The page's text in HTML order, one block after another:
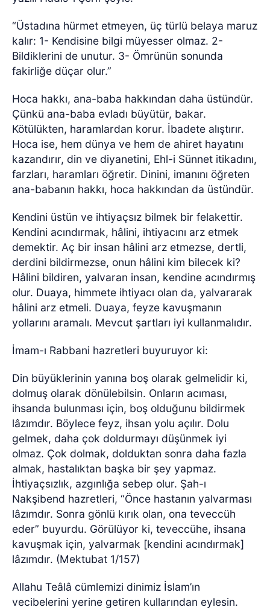
“Üstadına hürmet etmeyen, üç türlü belaya maruz
kalır: 1- Kendisine bilgi müyesser olmaz. 2-
Bildiklerini de unutur. 3- Ömrünün sonunda
fakirliğe düçar olur.”
Hoca hakkı, ana-baba hakkından daha üstündür.
Çünkü ana-baba evladı büyütür, bakar.
Kötülükten, haramlardan korur. İbadete alıştırır.
Hoca ise, hem dünya ve hem de ahiret hayatını
kazandırır, din ve diyanetini, Ehl-i Sünnet itikadını,
farzları, haramları öğretir. Dinini, imanını öğreten
ana-babanın hakkı, hoca hakkından da üstündür.
Kendini üstün ve ihtiyaçsız bilmek bir felakettir.
Kendini acındırmak, hâlini, ihtiyacını arz etmek
demektir. Aç bir insan hâlini arz etmezse, dertli,
derdini bildirmezse, onun hâlini kim bilecek ki?
Hâlini bildiren, yalvaran insan, kendine acındırmış
olur. Duaya, himmete ihtiyacı olan da, yalvararak
hâlini arz etmeli. Duaya, feyze kavuşmanın
yollarını aramalı. Mevcut şartları iyi kullanmalıdır.
İmam-ı Rabbani hazretleri buyuruyor ki:
Din büyüklerinin yanına boş olarak gelmelidir ki,
dolmuş olarak dönülebilsin. Onların acıması,
ihsanda bulunması için, boş olduğunu bildirmek
lâzımdır. Böylece feyz, ihsan yolu açılır. Dolu
gelmek, daha çok doldurmayı düşünmek iyi
olmaz. Çok dolmak, dolduktan sonra daha fazla
almak, hastalıktan başka bir şey yapmaz.
İhtiyaçsızlık, azgınlığa sebep olur. Şah-ı
Nakşibend hazretleri, “Önce hastanın yalvarması
lâzımdır. Sonra gönlü kırık olan, ona teveccüh
eder” buyurdu. Görülüyor ki, teveccühe, ihsana
kavuşmak için, yalvarmak [kendini acındırmak]
lâzımdır. (Mektubat 1/157)
Allahu Teâlâ cümlemizi dinimiz İslam’ın
vecibelerini yerine getiren kullarından eylesin.